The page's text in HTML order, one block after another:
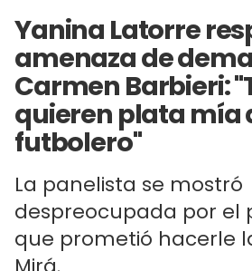
Yanina Latorre
amenaza de
Carmen Barbieri:
quieren plata mía
futbolero"
La panelista se mostró
despreocupada por el
que prometió hacerle